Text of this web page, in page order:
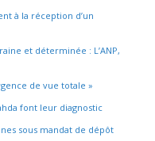
à la réception d’un
et déterminée : L’ANP,
de vue totale »
font leur diagnostic
sous mandat de dépôt